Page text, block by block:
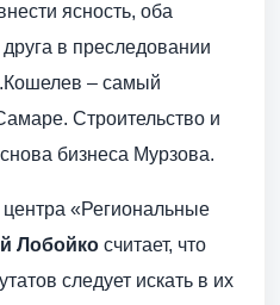
ясность, оба
в преследовании
– самый
Строительство и
бизнеса Мурзова.
центра «Региональные
Лобойко считает, что
следует искать в их